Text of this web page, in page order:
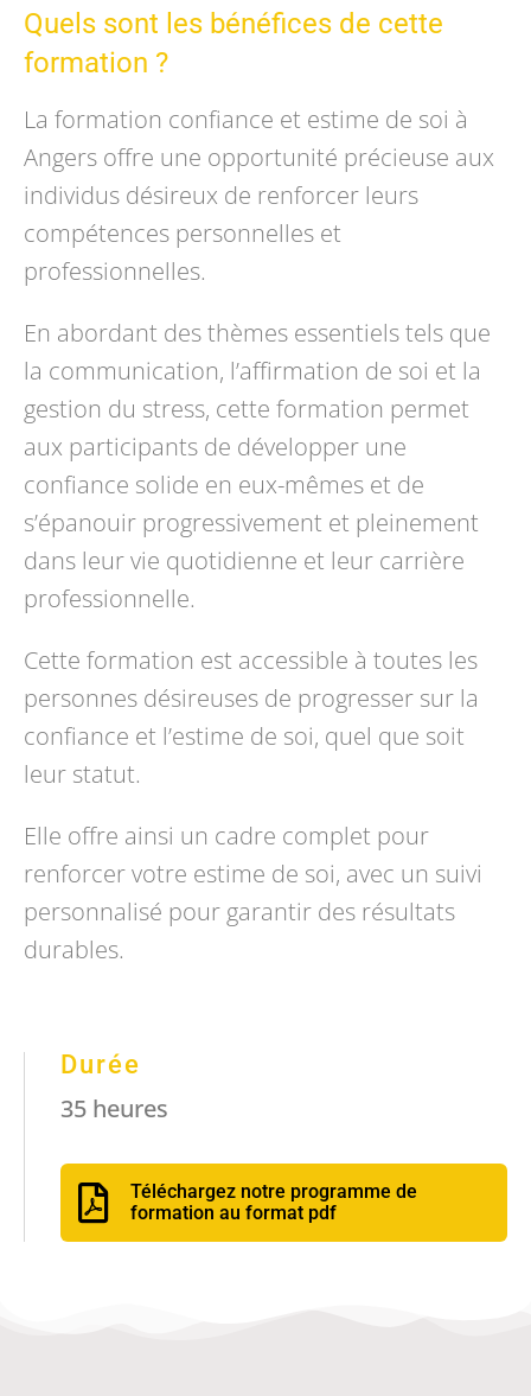
Quels sont les bénéfices de cette
formation ?
La formation confiance et estime de soi à
Angers offre une opportunité précieuse aux
individus désireux de renforcer leurs
compétences personnelles et
professionnelles.
En abordant des thèmes essentiels tels que
la communication, l’affirmation de soi et la
gestion du stress, cette formation permet
aux participants de développer une
confiance solide en eux-mêmes et de
s’épanouir progressivement et pleinement
dans leur vie quotidienne et leur carrière
professionnelle.
Cette formation est accessible à toutes les
personnes désireuses de progresser sur la
confiance et l’estime de soi, quel que soit
leur statut.
Elle offre ainsi un cadre complet pour
renforcer votre estime de soi, avec un suivi
personnalisé pour garantir des résultats
durables.
Durée
35 heures
Téléchargez notre programme de
formation au format pdf